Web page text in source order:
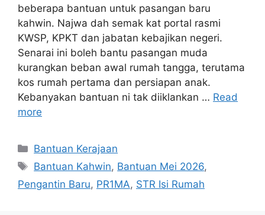
beberapa bantuan untuk pasangan baru
kahwin. Najwa dah semak kat portal rasmi
KWSP, KPKT dan jabatan kebajikan negeri.
Senarai ini boleh bantu pasangan muda
kurangkan beban awal rumah tangga, terutama
kos rumah pertama dan persiapan anak.
Kebanyakan bantuan ni tak diiklankan … Read
more
Categories
Bantuan Kerajaan
Tags
Bantuan Kahwin, Bantuan Mei 2026,
Pengantin Baru, PR1MA, STR Isi Rumah